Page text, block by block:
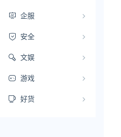
企服
安全
文娱
游戏
好货